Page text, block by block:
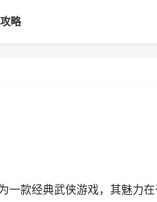
略
款经典武侠游戏，其魅力